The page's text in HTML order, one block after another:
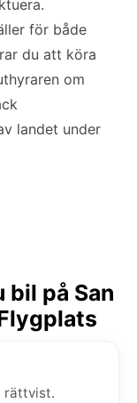
för både
du att köra
om
landet under
bil på San
rättvist.